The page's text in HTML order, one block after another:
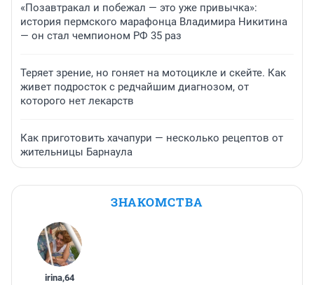
«Позавтракал и побежал — это уже привычка»:
история пермского марафонца Владимира Никитина
— он стал чемпионом РФ 35 раз
Теряет зрение, но гоняет на мотоцикле и скейте. Как
живет подросток с редчайшим диагнозом, от
которого нет лекарств
Как приготовить хачапури — несколько рецептов от
жительницы Барнаула
ЗНАКОМСТВА
irina,64